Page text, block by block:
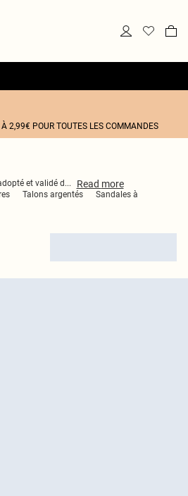
2,99€ POUR TOUTES LES COMMANDES
et validé d ... Read more
Talons argentés
Sandales à